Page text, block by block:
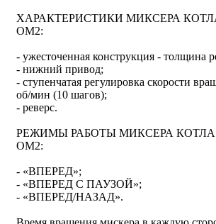
ХАРАКТЕРИСТИКИ МИКСЕРА
ОМ2:
- ужесточенная конструкция - толщина
- нижний привод;
- ступенчатая регулировка скорости
об/мин (10 шагов);
- реверс.
РЕЖИМЫ РАБОТЫ МИКСЕРА КОТЛА
ОМ2:
- «ВПЕРЕД»;
- «ВПЕРЕД С ПАУЗОЙ»;
- «ВПЕРЕД/НАЗАД».